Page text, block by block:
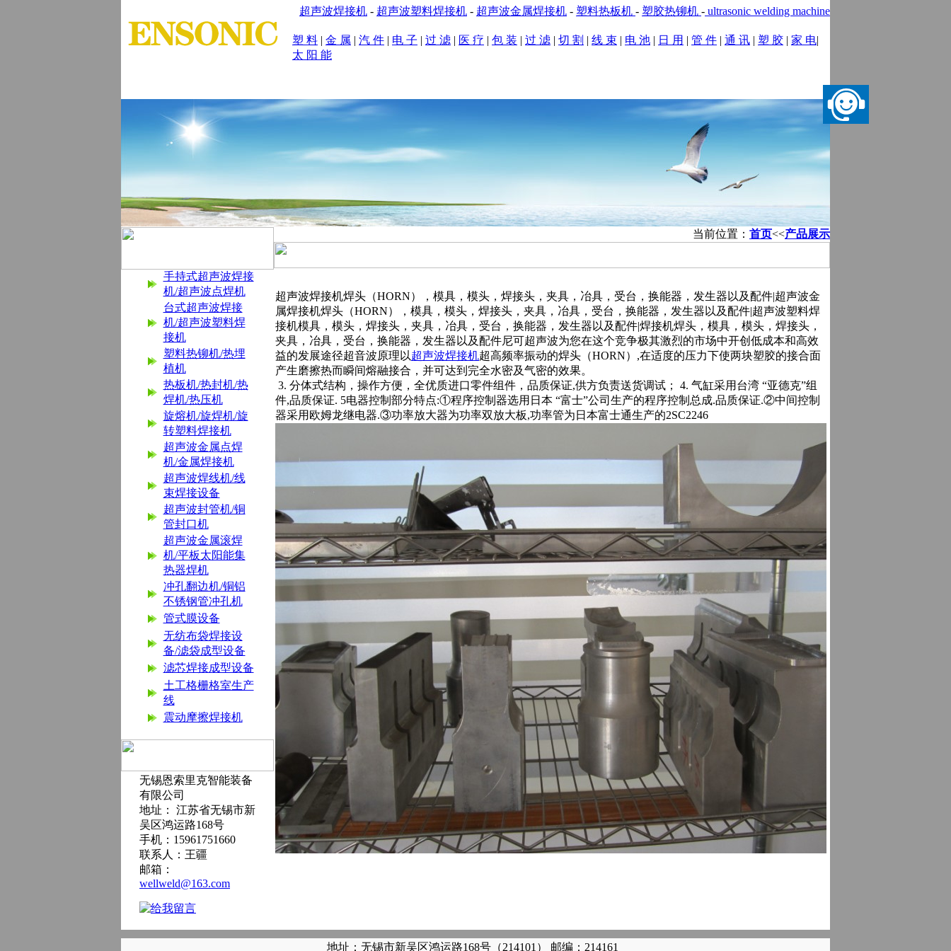
超声波焊接机 - 超声波塑料焊接机 - 超声波金属焊接机 - 塑料热板机 - 塑胶热铆机 - ultrasonic welding machine
塑 料 | 金 属 | 汽 件 | 电 子 | 过 滤 | 医 疗 | 包 装 | 过 滤 | 切 割 | 线 束 | 电 池 | 日 用 | 管 件 | 通 讯 | 塑 胶 | 家 电|
太 阳 能
手持式超声波焊接
机/超声波点焊机
台式超声波焊接
机/超声波塑料焊
接机
塑料热铆机/热埋
植机
热板机/热封机/热
焊机/热压机
旋熔机/旋焊机/旋
转塑料焊接机
超声波金属点焊
机/金属焊接机
超声波焊线机/线
束焊接设备
超声波封管机/铜
管封口机
超声波金属滚焊
机/平板太阳能集
热器焊机
冲孔翻边机/铜铝
不锈钢管冲孔机
管式膜设备
无纺布袋焊接设
备/滤袋成型设备
滤芯焊接成型设备
土工格栅格室生产
线
震动摩擦焊接机
无锡恩索里克智能装备
有限公司
地址： 江苏省无锡市新
吴区鸿运路168号
手机：15961751660
联系人：王疆
邮箱：
wellweld@163.com
当前位置： 首页<<产品展示
超声波焊接机焊头（HORN），模具，模头，焊接头，夹具，冶具，受台，换能器，发生器以及配件|超声波金
属焊接机焊头（HORN），模具，模头，焊接头，夹具，冶具，受台，换能器，发生器以及配件|超声波塑料焊
接机模具，模头，焊接头，夹具，冶具，受台，换能器，发生器以及配件|焊接机焊头，模具，模头，焊接头，
夹具，冶具，受台，换能器，发生器以及配件尼可超声波为您在这个竞争极其激烈的市场中开创低成本和高效
益的发展途径超音波原理以超声波焊接机超高频率振动的焊头（HORN）,在适度的压力下使两块塑胶的接合面
产生磨擦热而瞬间熔融接合，并可达到完全水密及气密的效果。
3. 分体式结构，操作方便，全优质进口零件组件，品质保证,供方负责送货调试； 4. 气缸采用台湾 “亚德克”组
件,品质保证. 5电器控制部分特点:①程序控制器选用日本 “富士”公司生产的程序控制总成.品质保证.②中间控制
器采用欧姆龙继电器.③功率放大器为功率双放大板,功率管为日本富士通生产的2SC2246
地址：无锡市新吴区鸿运路168号（214101） 邮编：214161